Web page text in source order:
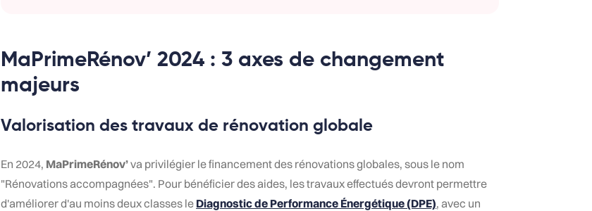
MaPrimeRénov’ 2024 : 3 axes de changement
majeurs
Valorisation des travaux de rénovation globale
En 2024, MaPrimeRénov’va privilégier le financement des rénovations globales, sous le nom
"Rénovations accompagnées". Pour bénéficier des aides, les travaux effectués devront permettre
d'améliorer d'au moins deux classes le Diagnostic de Performance Énergétique (DPE), avec un